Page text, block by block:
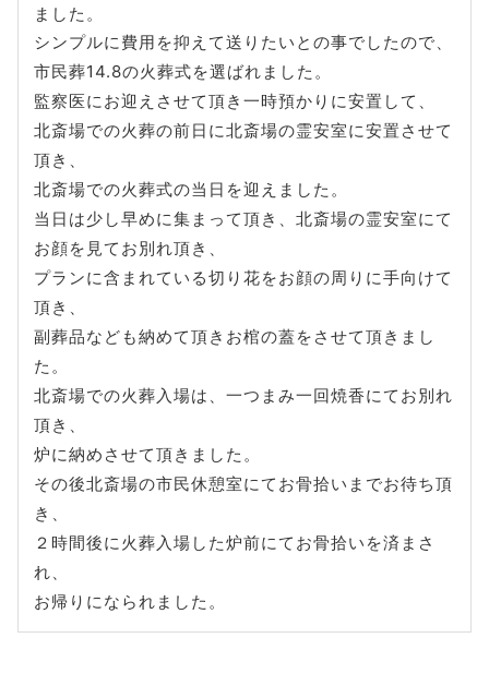
ました。
シンプルに費用を抑えて送りたいとの事でしたので、
市民葬14.8の火葬式を選ばれました。
監察医にお迎えさせて頂き一時預かりに安置して、
北斎場での火葬の前日に北斎場の霊安室に安置させて
頂き、
北斎場での火葬式の当日を迎えました。
当日は少し早めに集まって頂き、北斎場の霊安室にて
お顔を見てお別れ頂き、
プランに含まれている切り花をお顔の周りに手向けて
頂き、
副葬品なども納めて頂きお棺の蓋をさせて頂きまし
た。
北斎場での火葬入場は、一つまみ一回焼香にてお別れ
頂き、
炉に納めさせて頂きました。
その後北斎場の市民休憩室にてお骨拾いまでお待ち頂
き、
２時間後に火葬入場した炉前にてお骨拾いを済まさ
れ、
お帰りになられました。